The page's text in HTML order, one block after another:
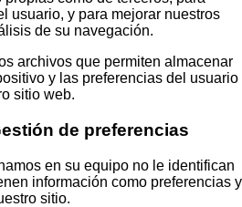
usuario, y para mejorar nuestros
de su navegación.
archivos que permiten almacenar
y las preferencias del usuario
sitio web.
de preferencias
en su equipo no le identifican
información como preferencias y
sitio.